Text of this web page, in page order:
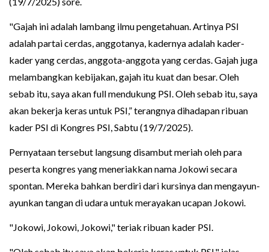
"Gajah ini adalah lambang ilmu pengetahuan. Artinya PSI
adalah partai cerdas, anggotanya, kadernya adalah kader-
kader yang cerdas, anggota-anggota yang cerdas. Gajah juga
melambangkan kebijakan, gajah itu kuat dan besar. Oleh
sebab itu, saya akan full mendukung PSI. Oleh sebab itu, saya
akan bekerja keras untuk PSI,” terangnya dihadapan ribuan
kader PSI di Kongres PSI, Sabtu (19/7/2025).
Pernyataan tersebut langsung disambut meriah oleh para
peserta kongres yang meneriakkan nama Jokowi secara
spontan. Mereka bahkan berdiri dari kursinya dan mengayun-
ayunkan tangan di udara untuk merayakan ucapan Jokowi.
"Jokowi, Jokowi, Jokowi," teriak ribuan kader PSI.